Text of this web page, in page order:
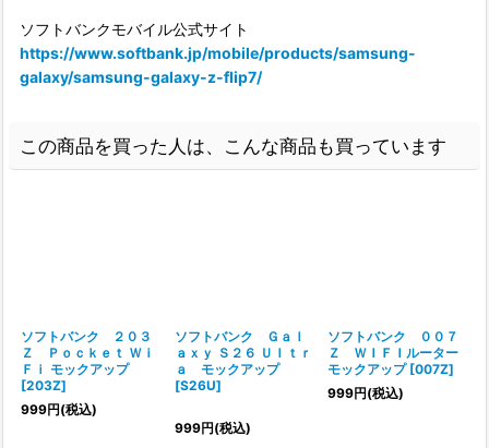
ソフトバンクモバイル公式サイト
https://www.softbank.jp/mobile/products/samsung-
galaxy/samsung-galaxy-z-flip7/
この商品を買った人は、こんな商品も買っています
ソフトバンク ２０３
Ｚ Ｐｏｃｋｅｔ Ｗｉ
Ｆｉ モックアップ
[203Z]
999円(税込)
ソフトバンク Ｇａｌ
ａｘｙ Ｓ２６ Ｕｌｔｒ
ａ モックアップ
[S26U]
999円(税込)
ソフトバンク ００７
Ｚ ＷＩＦＩルーター
モックアップ [007Z]
999円(税込)